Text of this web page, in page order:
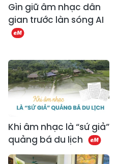
Gìn giữ âm nhạc dân
gian trước làn sóng AI
Khi âm nhạc là “sứ giả”
quảng bá du lịch